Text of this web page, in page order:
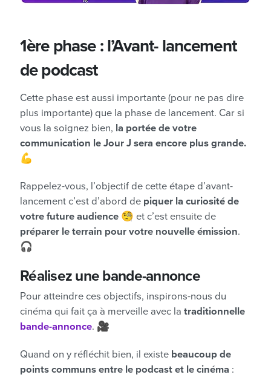
1ère phase : l’Avant- lancement
de podcast
Cette phase est aussi importante (pour ne pas dire
plus importante) que la phase de lancement. Car si
vous la soignez bien, la portée de votre
communication le Jour J sera encore plus grande.
💪
Rappelez-vous, l’objectif de cette étape d’avant-
lancement c’est d’abord de piquer la curiosité de
votre future audience 🧐 et c’est ensuite de
préparer le terrain pour votre nouvelle émission.
🎧
Réalisez une bande-annonce
Pour atteindre ces objectifs, inspirons-nous du
cinéma qui fait ça à merveille avec la traditionnelle
bande-annonce. 🎥
Quand on y réfléchit bien, il existe beaucoup de
points communs entre le podcast et le cinéma :